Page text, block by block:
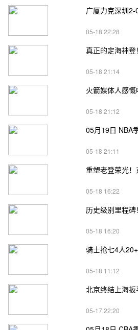
05-18 22:28
05-18 21:14
05-18 21:12
05-18 21:11
05-18 16:22
05-18 16:20
05-18 11:12
05-17 22:20